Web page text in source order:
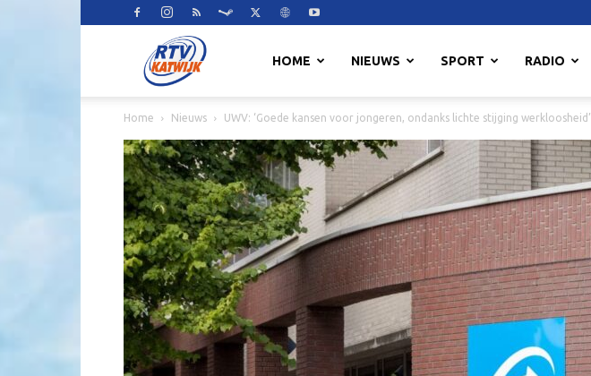
HOME NIEUWS SPORT RADIO
Home Nieuws UWV: ‘Goede kansen voor jongeren, ondanks lichte stijging werkloosheid’